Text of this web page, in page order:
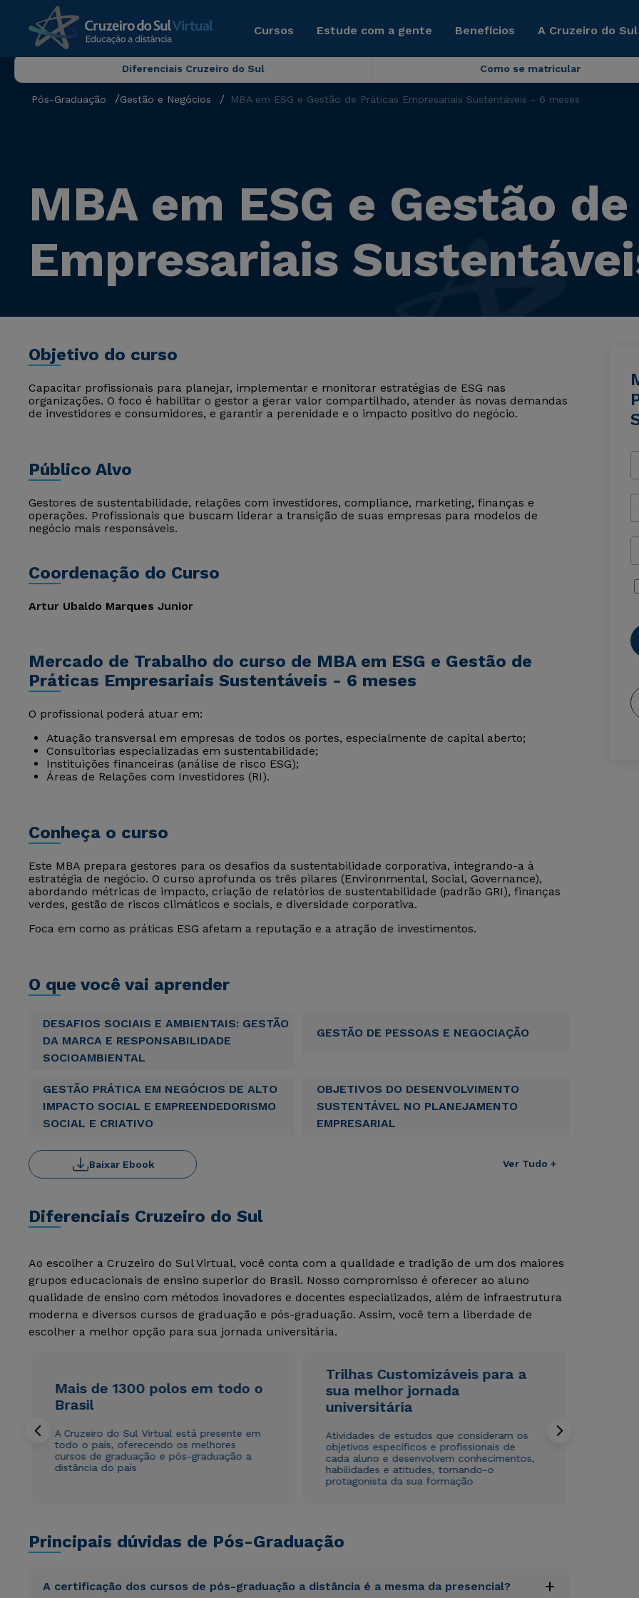
Cursos Estude com a gente Benefícios A Cruzeiro do
Diferenciais Cruzeiro do Sul Como se matricular
Pós-Graduação Gestão e Negócios MBA em ESG e Gestão de Práticas Empresariais Sustentáveis - 6 meses
MBA em ESG e Gestão
Empresariais
Objetivo do curso
Capacitar profissionais para planejar, implementar e monitorar estratégias de ESG nas
organizações. O foco é habilitar o gestor a gerar valor compartilhado, atender às novas demandas
de investidores e consumidores, e garantir a perenidade e o impacto positivo do negócio.
Público Alvo
Gestores de sustentabilidade, relações com investidores, compliance, marketing, finanças e
operações. Profissionais que buscam liderar a transição de suas empresas para modelos de
negócio mais responsáveis.
Coordenação do Curso
Artur Ubaldo Marques Junior
Mercado de Trabalho do curso de MBA em ESG e Gestão de
Práticas Empresariais Sustentáveis - 6 meses
O profissional poderá atuar em:
Atuação transversal em empresas de todos os portes, especialmente de capital aberto;
Consultorias especializadas em sustentabilidade;
Instituições financeiras (análise de risco ESG);
Áreas de Relações com Investidores (RI).
Conheça o curso
Este MBA prepara gestores para os desafios da sustentabilidade corporativa, integrando-a à
estratégia de negócio. O curso aprofunda os três pilares (Environmental, Social, Governance),
abordando métricas de impacto, criação de relatórios de sustentabilidade (padrão GRI), finanças
verdes, gestão de riscos climáticos e sociais, e diversidade corporativa.
Foca em como as práticas ESG afetam a reputação e a atração de investimentos.
O que você vai aprender
DESAFIOS SOCIAIS E AMBIENTAIS: GESTÃO
DA MARCA E RESPONSABILIDADE
SOCIOAMBIENTAL
GESTÃO DE PESSOAS E NEGOCIAÇÃO
GESTÃO PRÁTICA EM NEGÓCIOS DE ALTO
IMPACTO SOCIAL E EMPREENDEDORISMO
SOCIAL E CRIATIVO
OBJETIVOS DO DESENVOLVIMENTO
SUSTENTÁVEL NO PLANEJAMENTO
EMPRESARIAL
Ver Tudo +
Baixar Ebook
Diferenciais Cruzeiro do Sul
Ao escolher a Cruzeiro do Sul Virtual, você conta com a qualidade e tradição de um dos maiores
grupos educacionais de ensino superior do Brasil. Nosso compromisso é oferecer ao aluno
qualidade de ensino com métodos inovadores e docentes especializados, além de infraestrutura
moderna e diversos cursos de graduação e pós-graduação. Assim, você tem a liberdade de
escolher a melhor opção para sua jornada universitária.
Mais de 1300 polos em todo o
Brasil
A Cruzeiro do Sul Virtual está presente em
todo o país, oferecendo os melhores
cursos de graduação e pós-graduação a
distância do país
Trilhas Customizáveis para a
sua melhor jornada
universitária
Atividades de estudos que consideram os
objetivos específicos e profissionais de
cada aluno e desenvolvem conhecimentos,
habilidades e atitudes, tornando-o
protagonista da sua formação
Principais dúvidas de Pós-Graduação
A certificação dos cursos de pós-graduação a distância é a mesma da presencial? +
Rápido e fácil
WhatsApp
ou
Rápido e fácil
WhatsApp
ou